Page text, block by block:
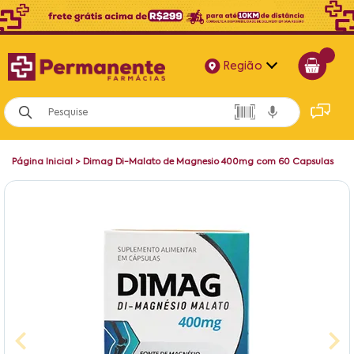
Região
Alagoas
Bahia
Página Inicial > Dimag Di-Malato de Magnesio 400mg com 60 Capsulas